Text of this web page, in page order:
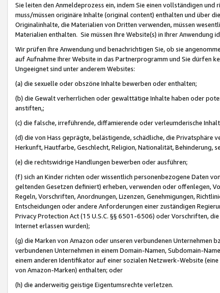
Sie leiten den Anmeldeprozess ein, indem Sie einen vollständigen
muss/müssen originäre Inhalte (original content) enthalten und über
Originalinhalte, die Materialien von Dritten verwenden, müssen
Materialien enthalten. Sie müssen Ihre Website(s) in Ihrer Anwendung
Wir prüfen Ihre Anwendung und benachrichtigen Sie, ob sie
auf Aufnahme Ihrer Website in das Partnerprogramm und Sie dürfen
Ungeeignet sind unter anderem Websites:
(a) die sexuelle oder obszöne Inhalte bewerben oder enthalten;
(b) die Gewalt verherrlichen oder gewalttätige Inhalte haben oder
anstiften,;
(c) die falsche, irreführende, diffamierende oder verleumderische
(d) die von Hass geprägte, belästigende, schädliche, die Privatsphäre
Herkunft, Hautfarbe, Geschlecht, Religion, Nationalität, Behinderung,
(e) die rechtswidrige Handlungen bewerben oder ausführen;
(f) sich an Kinder richten oder wissentlich personenbezogene Daten
geltenden Gesetzen definiert) erheben, verwenden oder offenlegen,
Regeln, Vorschriften, Anordnungen, Lizenzen, Genehmigungen,
Entscheidungen oder andere Anforderungen einer zuständigen
Privacy Protection Act (15 U.S.C. §§ 6501-6506) oder Vorschriften,
Internet erlassen wurden);
(g) die Marken von Amazon oder unseren verbundenen Unternehmen
verbundenen Unternehmen in einem Domain-Namen, Subdomain-
einem anderen Identifikator auf einer sozialen Netzwerk-Website
von Amazon-Marken) enthalten; oder
(h) die anderweitig geistige Eigentumsrechte verletzen.